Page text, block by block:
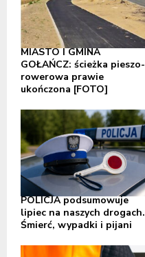
MIASTO I GMINA
GOŁAŃCZ: ścieżka pieszo-
rowerowa prawie
ukończona [FOTO]
POLICJA podsumowuje
lipiec na naszych drogach.
Śmierć, wypadki i pijani